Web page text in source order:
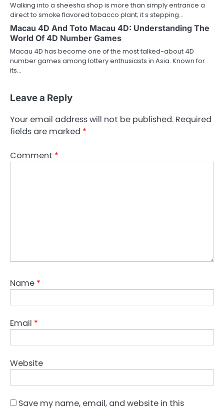
Walking into a sheesha shop is more than simply entrance a
direct to smoke flavored tobacco plant; it s stepping…
Macau 4D And Toto Macau 4D: Understanding The
World Of 4D Number Games
Macau 4D has become one of the most talked-about 4D
number games among lottery enthusiasts in Asia. Known for
its…
Leave a Reply
Your email address will not be published. Required
fields are marked *
Comment *
Name *
Email *
Website
Save my name, email, and website in this